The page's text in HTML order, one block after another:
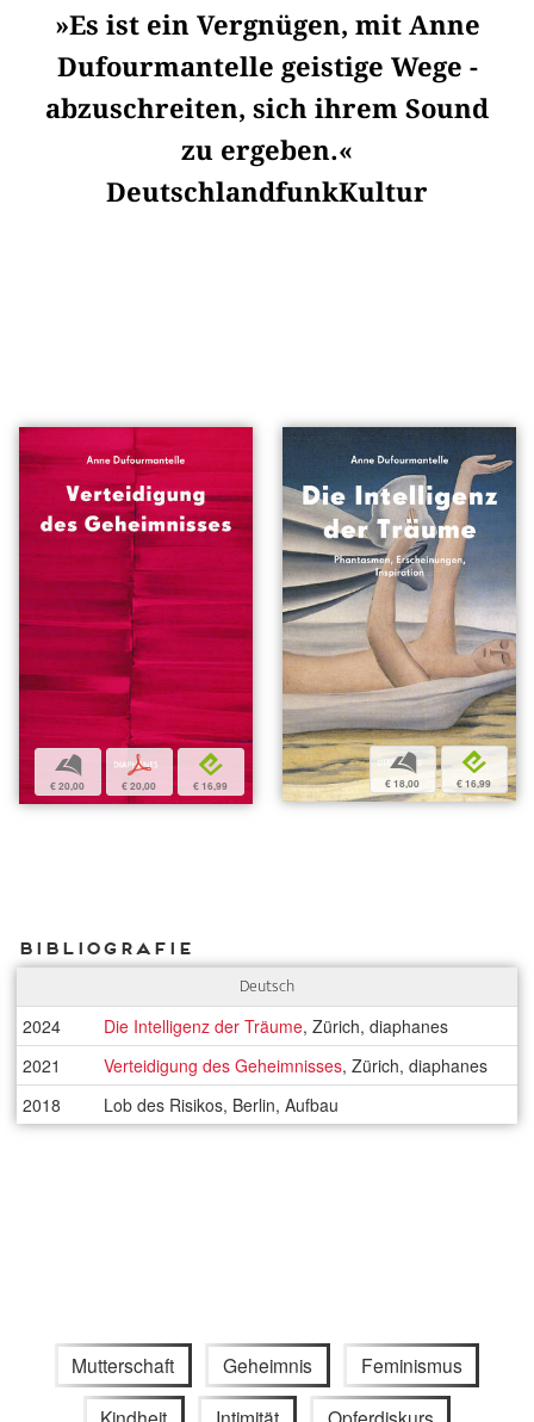
»Es ist ein Vergnügen, mit Anne
Dufourmantelle geistige Wege ­
abzuschreiten, sich ihrem Sound
zu ergeben.«
DeutschlandfunkKultur
b
€ 20,00
p
€ 20,00
e
€ 16,99
b
€ 18,00
e
€ 16,99
Bibliografie
Deutsch
2024 Die Intelligenz der Träume, Zürich, diaphanes
2021
Verteidigung des Geheimnisses, Zürich, diaphanes
2018
Lob des Risikos, Berlin, Aufbau
Mutterschaft Geheimnis Feminismus